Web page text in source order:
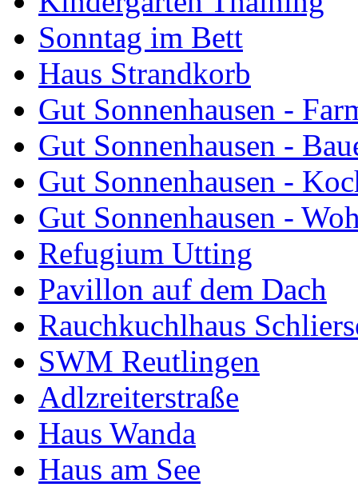
Sonntag im Bett
Haus Strandkorb
Gut Sonnenhausen -
Gut Sonnenhausen -
Gut Sonnenhausen -
Gut Sonnenhausen -
Refugium Utting
Pavillon auf dem Dach
Rauchkuchlhaus
SWM Reutlingen
Adlzreiterstraße
Haus Wanda
Haus am See